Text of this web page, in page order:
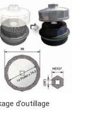
d’outillage